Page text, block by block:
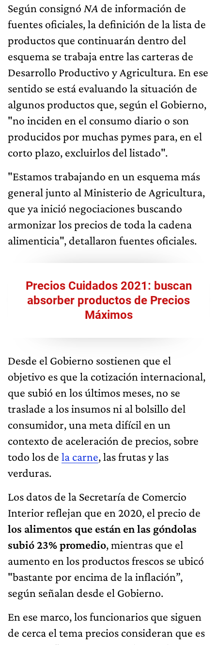
Según consignó NA de información de
fuentes oficiales, la definición de la lista de
productos que continuarán dentro del
esquema se trabaja entre las carteras de
Desarrollo Productivo y Agricultura. En ese
sentido se está evaluando la situación de
algunos productos que, según el Gobierno,
"no inciden en el consumo diario o son
producidos por muchas pymes para, en el
corto plazo, excluirlos del listado".
"Estamos trabajando en un esquema más
general junto al Ministerio de Agricultura,
que ya inició negociaciones buscando
armonizar los precios de toda la cadena
alimenticia", detallaron fuentes oficiales.
Precios Cuidados 2021: buscan
absorber productos de Precios
Máximos
Desde el Gobierno sostienen que el
objetivo es que la cotización internacional,
que subió en los últimos meses, no se
traslade a los insumos ni al bolsillo del
consumidor, una meta difícil en un
contexto de aceleración de precios, sobre
todo los de la carne, las frutas y las
verduras.
Los datos de la Secretaría de Comercio
Interior reflejan que en 2020, el precio de
los alimentos que están en las góndolas
subió 23% promedio, mientras que el
aumento en los productos frescos se ubicó
"bastante por encima de la inflación”,
según señalan desde el Gobierno.
En ese marco, los funcionarios que siguen
de cerca el tema precios consideran que es